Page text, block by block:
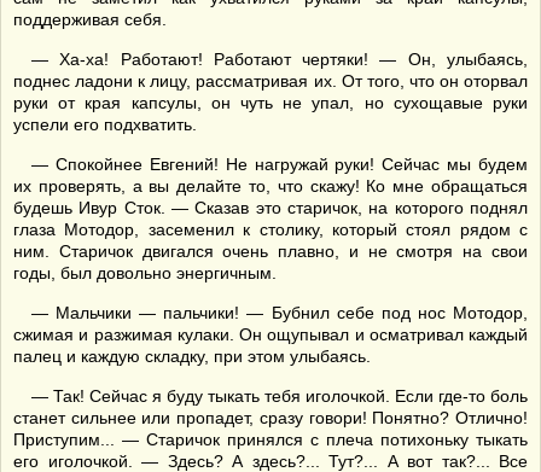
поддерживая себя.
— Ха-ха! Работают! Работают чертяки! — Он, улыбаясь,
поднес ладони к лицу, рассматривая их. От того, что он оторвал
руки от края капсулы, он чуть не упал, но сухощавые руки
успели его подхватить.
— Спокойнее Евгений! Не нагружай руки! Сейчас мы будем
их проверять, а вы делайте то, что скажу! Ко мне обращаться
будешь Ивур Сток. — Сказав это старичок, на которого поднял
глаза Мотодор, засеменил к столику, который стоял рядом с
ним. Старичок двигался очень плавно, и не смотря на свои
годы, был довольно энергичным.
— Мальчики — пальчики! — Бубнил себе под нос Мотодор,
сжимая и разжимая кулаки. Он ощупывал и осматривал каждый
палец и каждую складку, при этом улыбаясь.
— Так! Сейчас я буду тыкать тебя иголочкой. Если где-то боль
станет сильнее или пропадет, сразу говори! Понятно? Отлично!
Приступим... — Старичок принялся с плеча потихоньку тыкать
его иголочкой. — Здесь? А здесь?... Тут?... А вот так?... Все